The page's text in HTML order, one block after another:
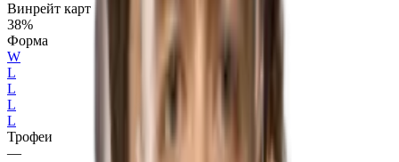
Винрейт карт
38%
Форма
W
L
L
L
L
Трофеи
—